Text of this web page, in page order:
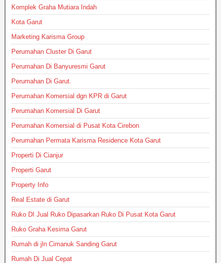
Komplek Graha Mutiara Indah
Kota Garut
Marketing Karisma Group
Perumahan Cluster Di Garut
Perumahan Di Banyuresmi Garut
Perumahan Di Garut.
Perumahan Komersial dgn KPR di Garut
Perumahan Komersial Di Garut
Perumahan Komersial di Pusat Kota Cirebon
Perumahan Permata Karisma Residence Kota Garut
Properti Di Cianjur
Properti Garut
Property Info
Real Estate di Garut
Ruko DI Jual Ruko Dipasarkan Ruko Di Pusat Kota Garut
Ruko Graha Kesima Garut
Rumah di jln Cimanuk Sanding Garut
Rumah Di Jual Cepat